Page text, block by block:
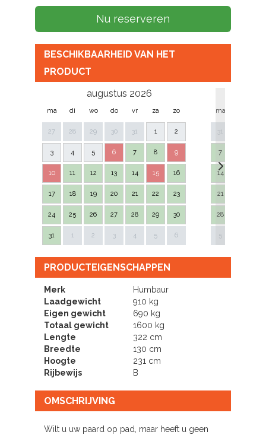
Nu reserveren
BESCHIKBAARHEID VAN HET
PRODUCT
augustus 2026
ma di wo do vr za zo
27 28 29 30 31 1 2
3 4 5 6 7 8 9
10 11 12 13 14 15 16
17 18 19 20 21 22 23
24 25 26 27 28 29 30
31 1 2 3 4 5 6
ma
31
7
14
21
28
5
Next
PRODUCTEIGENSCHAPPEN
Merk
Humbaur
Laadgewicht
910 kg
Eigen gewicht
690 kg
Totaal gewicht
1600 kg
Lengte
322 cm
Breedte
130 cm
Hoogte
231 cm
Rijbewijs
B
OMSCHRIJVING
Wilt u uw paard op pad, maar heeft u geen